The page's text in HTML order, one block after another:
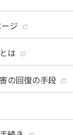
ジ
は
の回復の手段